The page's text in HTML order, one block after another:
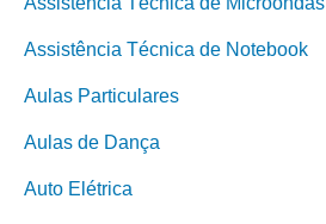
Assistência Técnica de Notebook
Aulas Particulares
Aulas de Dança
Auto Elétrica